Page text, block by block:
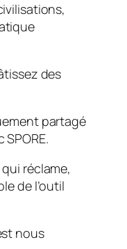
des
partagé
réclame,
de l’outil
nous